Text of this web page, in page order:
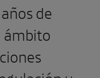
de
ámbito